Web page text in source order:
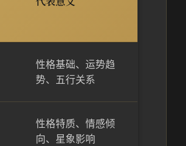
性格基础、运势趋
势、五行关系
性格特质、情感倾
向、星象影响